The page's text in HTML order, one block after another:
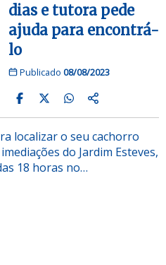
dias e tutora pede
ajuda para encontrá-
lo
Publicado 08/08/2023
localizar o seu cachorro
do Jardim Esteves,
18 horas no…